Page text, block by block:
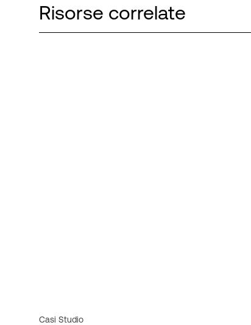
Risorse correlate
Casi Studio